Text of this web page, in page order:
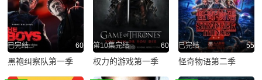
已完结 60
黑袍纠察队第一季
第10集完结 60
权力的游戏第一季
已完结 55
怪奇物语第二季